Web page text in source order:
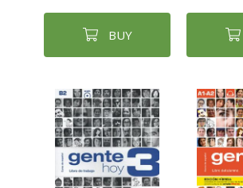
BUY